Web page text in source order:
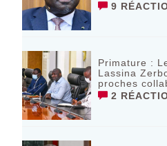
9
Primature :
Lassina
proches
2